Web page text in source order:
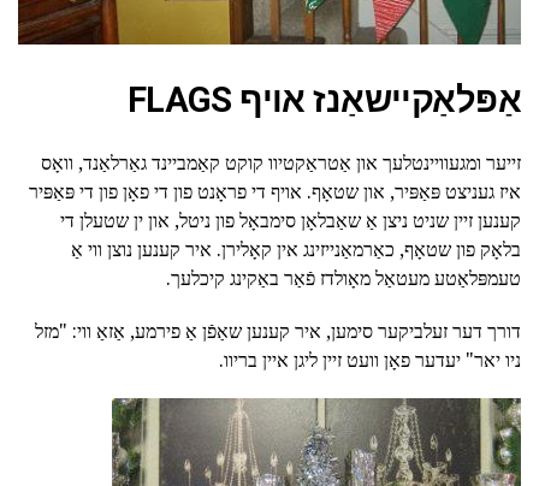
אַפּלאַקיישאַנז אויף FLAGS
זייער ומגעוויינטלעך און אַטראַקטיוו קוקט קאַמביינד גאַרלאַנד, וואָס
איז געניצט פּאַפּיר, און שטאָף. אויף די פראָנט פון די פאָן פון די פּאַפּיר
קענען זיין שניט ניצן אַ שאַבלאָן סימבאָל פון ניטל, און ין שטעלן די
בלאָק פון שטאָף, כאַרמאַנייזינג אין קאָלירן. איר קענען נוצן ווי אַ
טעמפּלאַטע מעטאַל מאָולדז פֿאַר באַקינג קיכלעך.
דורך דער זעלביקער סימען, איר קענען שאַפֿן אַ פירמע, אַזאַ ווי: "מזל
ניו יאר" יעדער פאָן וועט זיין ליגן איין בריוו.